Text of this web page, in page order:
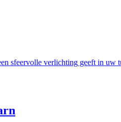
sfeervolle verlichting geeft in